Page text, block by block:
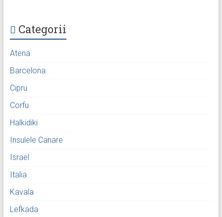
Categorii
Atena
Barcelona
Cipru
Corfu
Halkidiki
Insulele Canare
Israel
Italia
Kavala
Lefkada